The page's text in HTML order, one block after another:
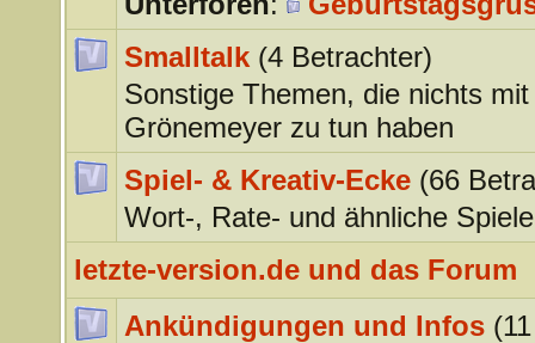
Smalltalk (4 Betrachter)
Sonstige Themen, die nichts mit
Grönemeyer zu tun haben
Spiel- & Kreativ-Ecke (66
Wort-, Rate- und ähnliche Spiele
letzte-version.de und das Forum
Ankündigungen und Infos (11